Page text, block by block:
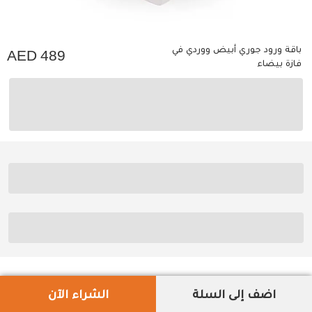
باقة ورود جوري أبيض ووردي في
فازة بيضاء
489
اضف إلى السلة الشراء الآن